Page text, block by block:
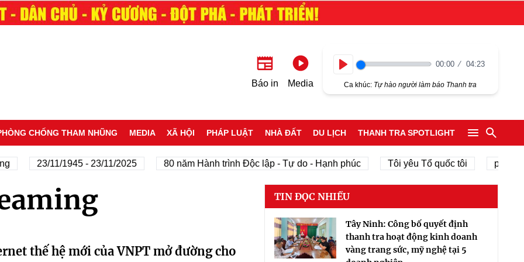
Báo in Media
00:00 04:23
Ca khúc: Tự hào người làm báo Thanh tra
CHỐNG THAM NHŨNG MEDIA XÃ HỘI PHÁP LUẬT NHÀ ĐẤT DU LỊCH THANH TRA SPOTLIGHT
23/11/1945 - 23/11/2025 80 năm Hành trình Độc lập - Tự do - Hạnh phúc Tôi yêu Tổ quốc tôi phát
thế hệ mới của VNPT mở đường cho
TIN ĐỌC NHIỀU
Tây Ninh: Công bố quyết định
thanh tra hoạt động kinh doanh
vàng trang sức, mỹ nghệ tại 5